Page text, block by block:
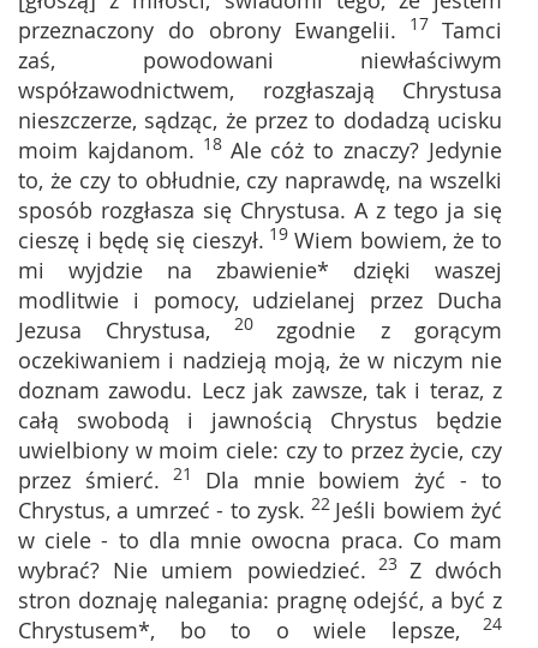
przeznaczony do obrony Ewangelii. 17Tamci
zaś, powodowani niewłaściwym
współzawodnictwem, rozgłaszają Chrystusa
nieszczerze, sądząc, że przez to dodadzą ucisku
moim kajdanom. 18 Ale cóż to znaczy? Jedynie
to, że czy to obłudnie, czy naprawdę, na wszelki
sposób rozgłasza się Chrystusa. A z tego ja się
cieszę i będę się cieszył. 19Wiem bowiem, że to
mi wyjdzie na zbawienie* dzięki waszej
modlitwie i pomocy, udzielanej przez Ducha
Jezusa Chrystusa, 20 zgodnie z gorącym
oczekiwaniem i nadzieją moją, że w niczym nie
doznam zawodu. Lecz jak zawsze, tak i teraz, z
całą swobodą i jawnością Chrystus będzie
uwielbiony w moim ciele: czy to przez życie, czy
przez śmierć. 21 Dla mnie bowiem żyć - to
Chrystus, a umrzeć - to zysk. 22 Jeśli bowiem żyć
w ciele - to dla mnie owocna praca. Co mam
wybrać? Nie umiem powiedzieć. 23 Z dwóch
stron doznaję nalegania: pragnę odejść, a być z
Chrystusem*, bo to o wiele lepsze, 24